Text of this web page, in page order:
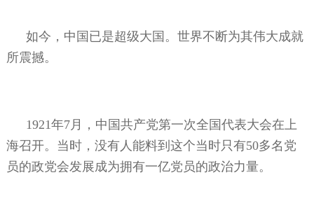
如今，中国已是超级大国。世界不断为其伟大成就
所震撼。
1921年7月，中国共产党第一次全国代表大会在上
海召开。当时，没有人能料到这个当时只有50多名党
员的政党会发展成为拥有一亿党员的政治力量。